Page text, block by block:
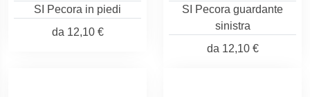
SI Pecora in piedi
da 12,10 €
SI Pecora guardante
sinistra
da 12,10 €